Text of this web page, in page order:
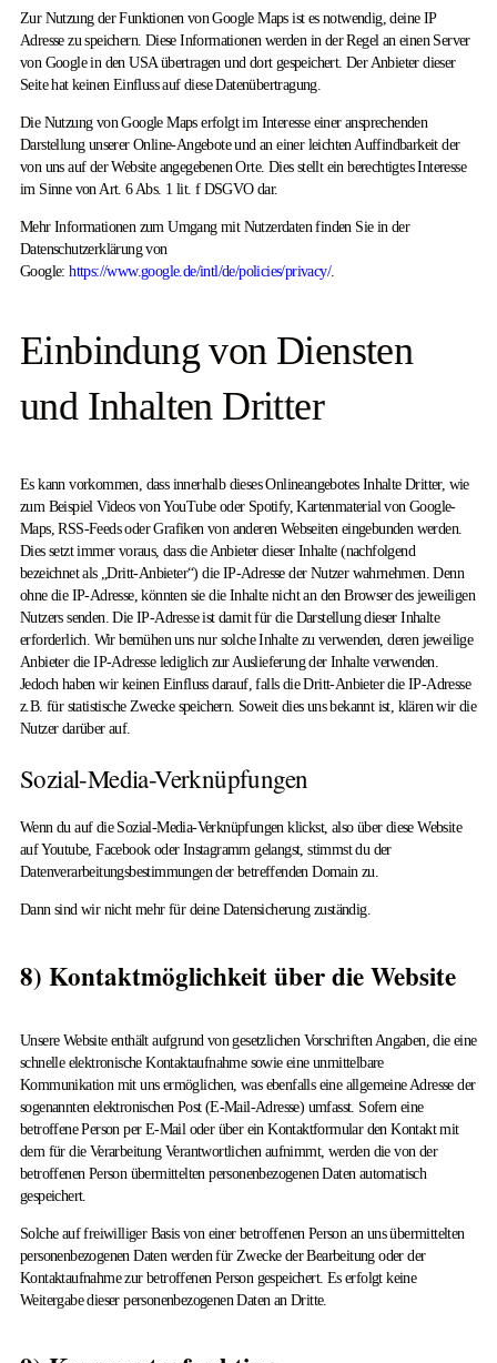
Zur Nutzung der Funktionen von Google Maps ist es notwendig, deine IP
Adresse zu speichern. Diese Informationen werden in der Regel an einen Server
von Google in den USA übertragen und dort gespeichert. Der Anbieter dieser
Seite hat keinen Einfluss auf diese Datenübertragung.
Die Nutzung von Google Maps erfolgt im Interesse einer ansprechenden
Darstellung unserer Online-Angebote und an einer leichten Auffindbarkeit der
von uns auf der Website angegebenen Orte. Dies stellt ein berechtigtes Interesse
im Sinne von Art. 6 Abs. 1 lit. f DSGVO dar.
Mehr Informationen zum Umgang mit Nutzerdaten finden Sie in der
Datenschutzerklärung von
Google:https://www.google.de/intl/de/policies/privacy/.
Einbindung von Diensten
und Inhalten Dritter
Es kann vorkommen, dass innerhalb dieses Onlineangebotes Inhalte Dritter, wie
zum Beispiel Videos von YouTube oder Spotify, Kartenmaterial von Google-
Maps, RSS-Feeds oder Grafiken von anderen Webseiten eingebunden werden.
Dies setzt immer voraus, dass die Anbieter dieser Inhalte (nachfolgend
bezeichnet als „Dritt-Anbieter“) die IP-Adresse der Nutzer wahrnehmen. Denn
ohne die IP-Adresse, könnten sie die Inhalte nicht an den Browser des jeweiligen
Nutzers senden. Die IP-Adresse ist damit für die Darstellung dieser Inhalte
erforderlich. Wir bemühen uns nur solche Inhalte zu verwenden, deren jeweilige
Anbieter die IP-Adresse lediglich zur Auslieferung der Inhalte verwenden.
Jedoch haben wir keinen Einfluss darauf, falls die Dritt-Anbieter die IP-Adresse
z.B. für statistische Zwecke speichern. Soweit dies uns bekannt ist, klären wir die
Nutzer darüber auf.
Sozial-Media-Verknüpfungen
Wenn du auf die Sozial-Media-Verknüpfungen klickst, also über diese Website
auf Youtube, Facebook oder Instagramm gelangst, stimmst du der
Datenverarbeitungsbestimmungen der betreffenden Domain zu.
Dann sind wir nicht mehr für deine Datensicherung zuständig.
8) Kontaktmöglichkeit über die Website
Unsere Website enthält aufgrund von gesetzlichen Vorschriften Angaben, die eine
schnelle elektronische Kontaktaufnahme sowie eine unmittelbare
Kommunikation mit uns ermöglichen, was ebenfalls eine allgemeine Adresse der
sogenannten elektronischen Post (E-Mail-Adresse) umfasst. Sofern eine
betroffene Person per E-Mail oder über ein Kontaktformular den Kontakt mit
dem für die Verarbeitung Verantwortlichen aufnimmt, werden die von der
betroffenen Person übermittelten personenbezogenen Daten automatisch
gespeichert.
Solche auf freiwilliger Basis von einer betroffenen Person an uns übermittelten
personenbezogenen Daten werden für Zwecke der Bearbeitung oder der
Kontaktaufnahme zur betroffenen Person gespeichert. Es erfolgt keine
Weitergabe dieser personenbezogenen Daten an Dritte.